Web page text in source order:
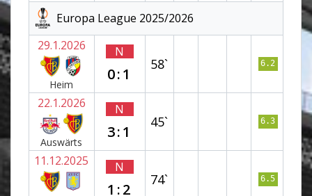
Europa League 2025/2026
29.1.2026
Heim
N
0:1
58` 6.2
22.1.2026
Auswärts
N
3:1
45` 6.3
11.12.2025 N
1:2
74` 6.5